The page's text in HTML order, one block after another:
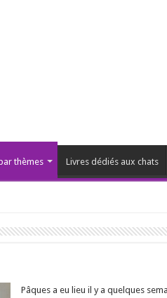
thèmes Livres dédiés aux chats
Pâques a eu lieu il y a quelques